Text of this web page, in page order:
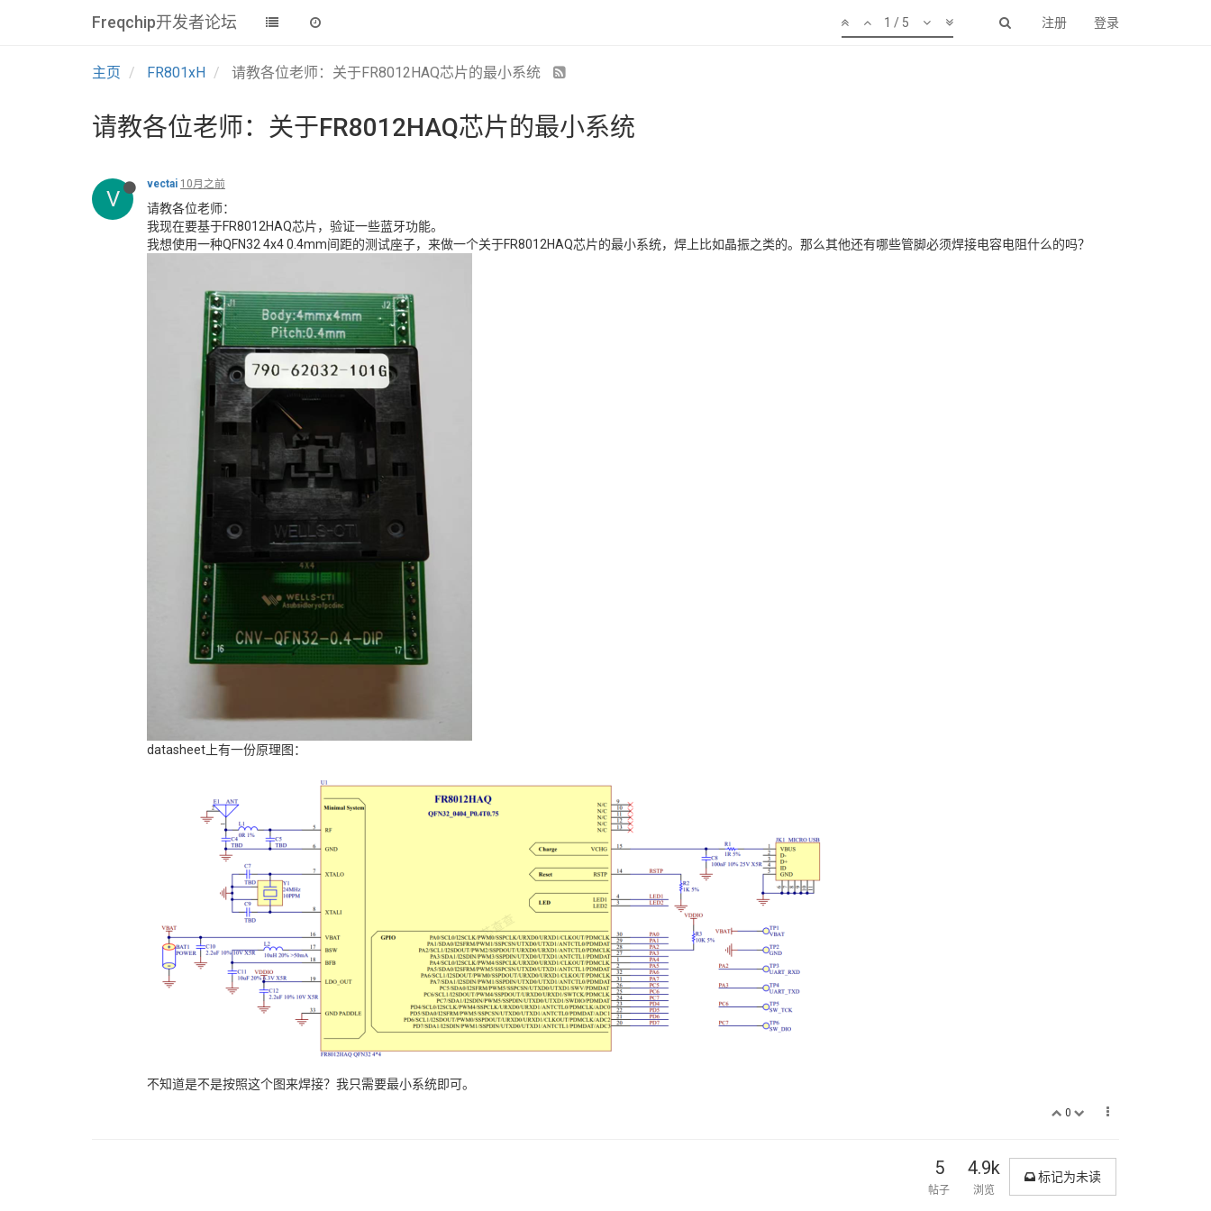
Freqchip开发者论坛 注册 登录
1 / 5
主页 FR801xH 请教各位老师：关于FR8012HAQ芯片的最小系统
请教各位老师：关于FR8012HAQ芯片的最小系统
V
vectai 10月之前
请教各位老师：
我现在要基于FR8012HAQ芯片，验证一些蓝牙功能。
我想使用一种QFN32 4x4 0.4mm间距的测试座子，来做一个关于FR8012HAQ芯片的最小系统，焊上比如晶振之类的。那么其他还有哪些管脚必须焊接电容电阻什么的吗？
datasheet上有一份原理图：
不知道是不是按照这个图来焊接？我只需要最小系统即可。
0
5
帖子
4.9k
浏览
标记为未读